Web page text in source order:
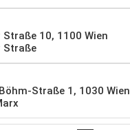
10, 1100 Wien
Straße
Straße 1, 1030 Wien